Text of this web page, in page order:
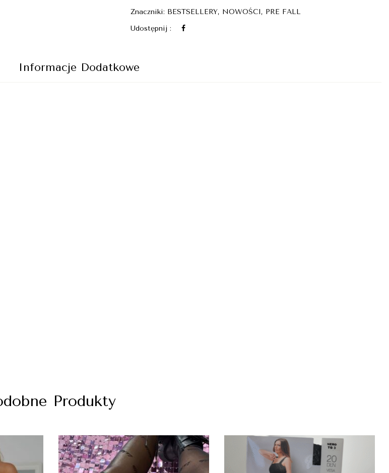
Znaczniki: BESTSELLERY, NOWOŚCI, PRE FALL
Udostępnij :
Informacje Dodatkowe
Produkty